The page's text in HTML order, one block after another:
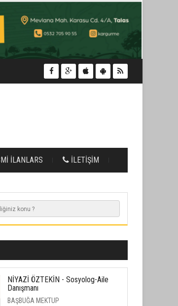
İLANLARS İLETİŞİM
NİYAZİ ÖZTEKİN - Sosyolog-Aile
Danışmanı
BAŞBUĞA MEKTUP